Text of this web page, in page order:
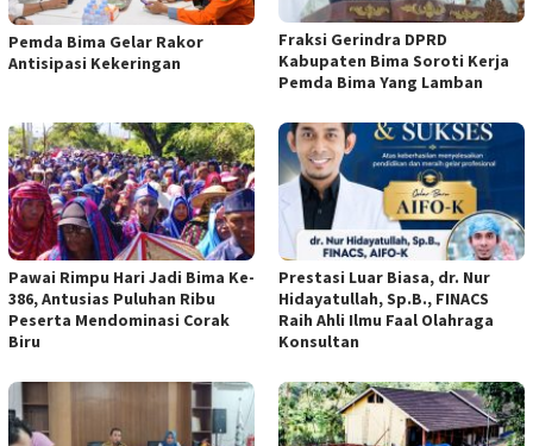
Pemda Bima Gelar Rakor
Antisipasi Kekeringan
Fraksi Gerindra DPRD
Kabupaten Bima Soroti Kerja
Pemda Bima Yang Lamban
Pawai Rimpu Hari Jadi Bima Ke-
386, Antusias Puluhan Ribu
Peserta Mendominasi Corak
Biru
Prestasi Luar Biasa, dr. Nur
Hidayatullah, Sp.B., FINACS
Raih Ahli Ilmu Faal Olahraga
Konsultan